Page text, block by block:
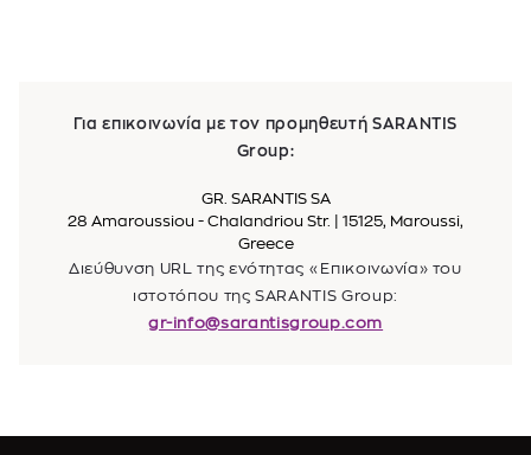
Για επικοινωνία με τον προμηθευτή SARANTIS
Group:
GR. SARANTIS SA
28 Amaroussiou - Chalandriou Str. | 15125, Maroussi,
Greece
Διεύθυνση URL της ενότητας «Επικοινωνία» του
ιστοτόπου της SARANTIS Group:
gr-info@sarantisgroup.com